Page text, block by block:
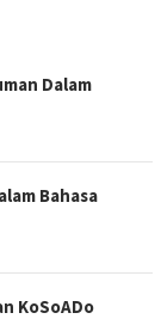
Dalam
Bahasa
KoSoADo